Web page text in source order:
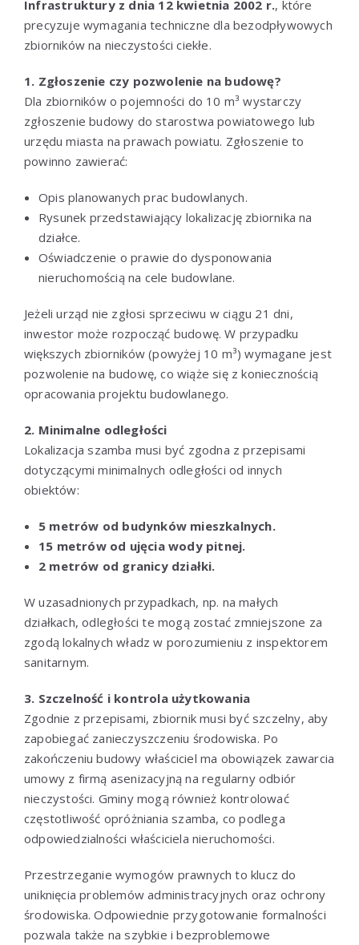
Infrastruktury z dnia 12 kwietnia 2002 r., które
precyzuje wymagania techniczne dla bezodpływowych
zbiorników na nieczystości ciekłe.
1. Zgłoszenie czy pozwolenie na budowę?
Dla zbiorników o pojemności do 10 m³ wystarczy
zgłoszenie budowy do starostwa powiatowego lub
urzędu miasta na prawach powiatu. Zgłoszenie to
powinno zawierać:
Opis planowanych prac budowlanych.
Rysunek przedstawiający lokalizację zbiornika na
działce.
Oświadczenie o prawie do dysponowania
nieruchomością na cele budowlane.
Jeżeli urząd nie zgłosi sprzeciwu w ciągu 21 dni,
inwestor może rozpocząć budowę. W przypadku
większych zbiorników (powyżej 10 m³) wymagane jest
pozwolenie na budowę, co wiąże się z koniecznością
opracowania projektu budowlanego.
2. Minimalne odległości
Lokalizacja szamba musi być zgodna z przepisami
dotyczącymi minimalnych odległości od innych
obiektów:
5 metrów od budynków mieszkalnych.
15 metrów od ujęcia wody pitnej.
2 metrów od granicy działki.
W uzasadnionych przypadkach, np. na małych
działkach, odległości te mogą zostać zmniejszone za
zgodą lokalnych władz w porozumieniu z inspektorem
sanitarnym.
3. Szczelność i kontrola użytkowania
Zgodnie z przepisami, zbiornik musi być szczelny, aby
zapobiegać zanieczyszczeniu środowiska. Po
zakończeniu budowy właściciel ma obowiązek zawarcia
umowy z firmą asenizacyjną na regularny odbiór
nieczystości. Gminy mogą również kontrolować
częstotliwość opróżniania szamba, co podlega
odpowiedzialności właściciela nieruchomości.
Przestrzeganie wymogów prawnych to klucz do
uniknięcia problemów administracyjnych oraz ochrony
środowiska. Odpowiednie przygotowanie formalności
pozwala także na szybkie i bezproblemowe